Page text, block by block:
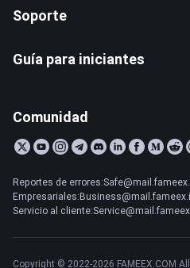
Soporte
Guía para iniciantes
Comunidad
Reportes de
Servicio al
Copyright © 2022-2026 FAMEEX.COM